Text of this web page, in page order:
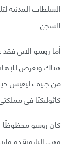
السلطات المدنية
السجن.
أما روسو الابن
هناك وتعرض
من جنيف ليعيش
كاثوليكيًا في
كان روسو محظوظًا
وهي البارونة دو